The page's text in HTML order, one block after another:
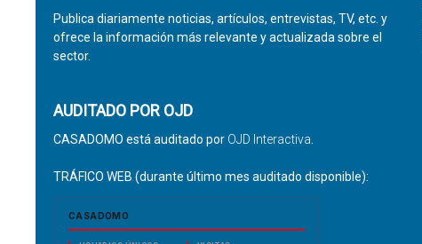
Publica diariamente noticias, artículos, entrevistas, TV, etc. y
ofrece la información más relevante y actualizada sobre el
sector.
AUDITADO POR OJD
CASADOMO está auditado por OJD Interactiva
TRÁFICO WEB (durante último mes auditado disponible):